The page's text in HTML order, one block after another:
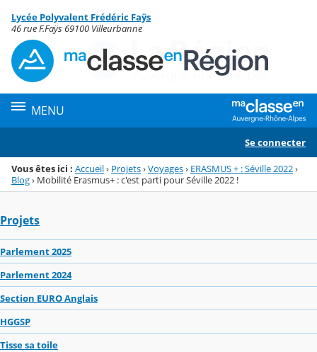
Menu de la rubrique
Contenu
Lycée Polyvalent Frédéric Faÿs
46 rue F.Faÿs 69100 Villeurbanne
MENU
Se connecter
Vous êtes ici : Accueil› Projets›Voyages› ERASMUS + : Séville 2022›
Blog› Mobilité Erasmus+ : c'est parti pour Séville 2022 !
Projets
Parlement 2025
Parlement 2024
Section EURO Anglais
HGGSP
Tisse sa toile